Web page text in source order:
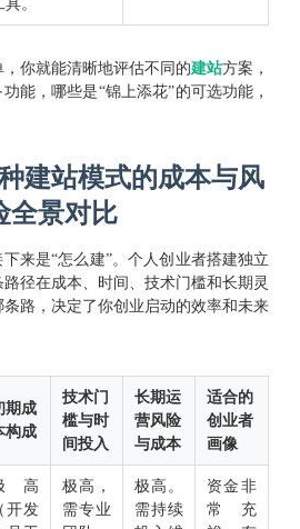
具。
你就能清晰地评估不同的建站方案，
能，哪些是“锦上添花”的可选功能，
建站模式的成本与风
全景对比
来是“怎么建”。个人创业者搭建独立
径在成本、时间、技术门槛和长期灵
路，决定了你创业启动的效率和未来
期成
构成
技术门
槛与时
间投入
长期运
营风险
与成本
适合的
创业者
画像
高
开发
极高，
需专业
极高。
需持续
资金非
常充